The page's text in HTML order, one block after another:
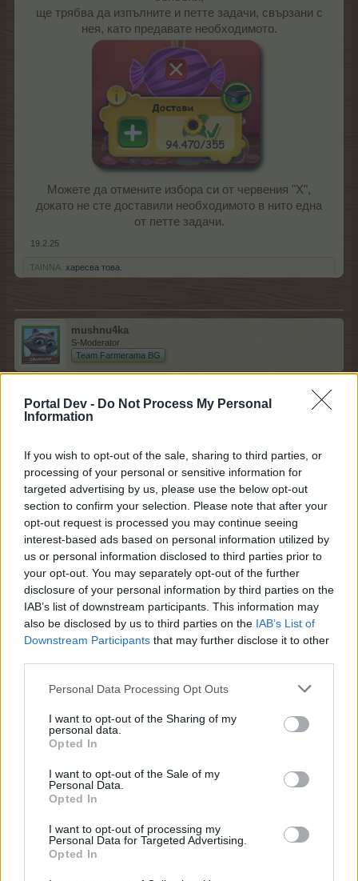
Portal Dev - Do Not Process My Personal
Information
If you wish to opt-out of the sale, sharing to third parties, or
processing of your personal or sensitive information for
targeted advertising by us, please use the below opt-out
section to confirm your selection. Please note that after your
opt-out request is processed you may continue seeing
interest-based ads based on personal information utilized by
us or personal information disclosed to third parties prior to
your opt-out. You may separately opt-out of the further
disclosure of your personal information by third parties on the
IAB’s list of downstream participants. This information may
also be disclosed by us to third parties on the IAB’s List of
Downstream Participants that may further disclose it to other
Personal Data Processing Opt Outs
I want to opt-out of the Sharing of my
personal data.
Opted In
I want to opt-out of the Sale of my
Personal Data.
Opted In
I want to opt-out of processing my
Personal Data for Targeted Advertising.
Opted In
ще трябва да изпълните и петте задачи, свързани с
нея, като предавате необходимото.
Можете да отмените избора си от червения "Х",
докато не сте доставили необходимото в нито една
от петте задачи.​
19.2.25
.TAINNA. харесва това.
mushnu4ka
S-Moderator
Team Farmerama BG
З
а
ч
а
Необходимо Награда Необходимо
Ниво 1
1 355 Слънчоглед​
750 х нивото
ТО​
1 125
Медено
цвете​
1 125 Медено
цвете​
5 Супер
храна​
15 Липов
цвят​
3 430 Овес​
инструменти
XL​
15 Слива​
35 Плодов сироп​
тор​
20 Орех​
сироп​
1 950 Медено
цвете​
1 100 х
нивото ТО​
25 Жълъди​